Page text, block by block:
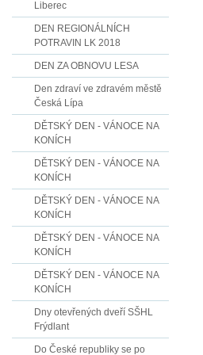
Liberec
DEN REGIONÁLNÍCH
POTRAVIN LK 2018
DEN ZA OBNOVU LESA
Den zdraví ve zdravém městě
Česká Lípa
DĚTSKÝ DEN - VÁNOCE NA
KONÍCH
DĚTSKÝ DEN - VÁNOCE NA
KONÍCH
DĚTSKÝ DEN - VÁNOCE NA
KONÍCH
DĚTSKÝ DEN - VÁNOCE NA
KONÍCH
DĚTSKÝ DEN - VÁNOCE NA
KONÍCH
Dny otevřených dveří SŠHL
Frýdlant
Do České republiky se po